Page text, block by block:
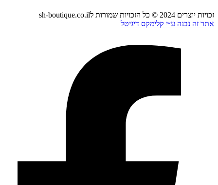
זכויות יוצרים 2024 © כל הזכויות שמורות לsh-boutique.co.il
אתר זה נבנה ע״י קלימקס דיגיטל